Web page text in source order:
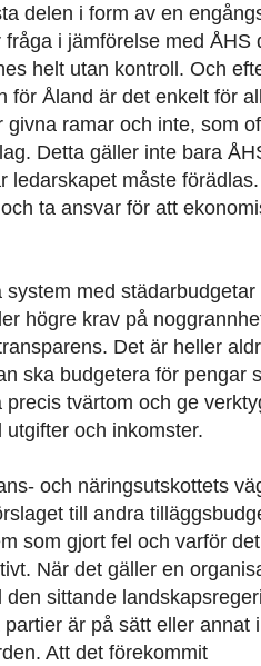
delen i form av en
i jämförelse med ÅHS
helt utan kontroll. Och
för Åland är det enkelt för
ramar och inte, som
Detta gäller inte bara
ledarskapet måste
ta ansvar för att
med städarbudgetar
högre krav på
Det är heller
ska budgetera för pengar
tvärtom och ge
och inkomster.
och näringsutskottets
till andra
som gjort fel och varför
När det gäller en
sittande
är på sätt eller annat
Att det förekommit